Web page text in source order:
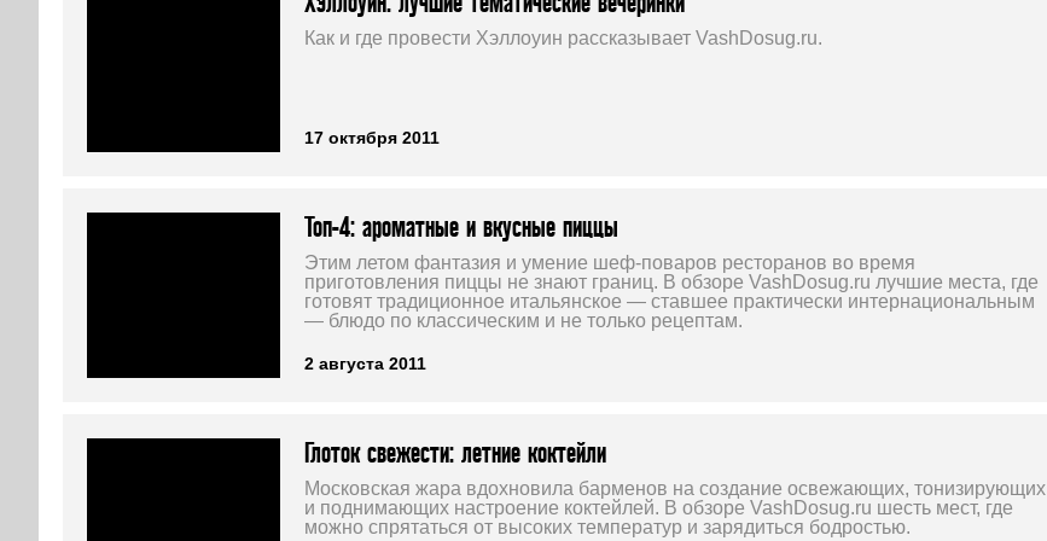
Как и где провести Хэллоуин рассказывает VashDosug.ru.
17 октября 2011
Топ-4: ароматные и вкусные пиццы
Этим летом фантазия и умение шеф-поваров ресторанов во время
приготовления пиццы не знают границ. В обзоре VashDosug.ru лучшие места, где
готовят традиционное итальянское — ставшее практически интернациональным
— блюдо по классическим и не только рецептам.
2 августа 2011
Глоток свежести: летние коктейли
Московская жара вдохновила барменов на создание освежающих, тонизирующих
и поднимающих настроение коктейлей. В обзоре VashDosug.ru шесть мест, где
можно спрятаться от высоких температур и зарядиться бодростью.